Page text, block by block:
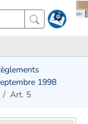
1998
Art. 5